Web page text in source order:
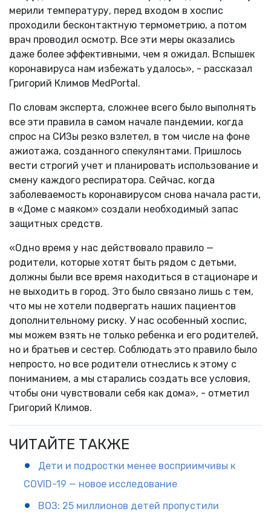
мерили температуру, перед входом в хоспис
проходили бесконтактную термометрию, а потом
врач проводил осмотр. Все эти меры оказались
даже более эффективными, чем я ожидал. Вспышек
коронавируса нам избежать удалось», - рассказал
Григорий Климов MedPortal.
По словам эксперта, сложнее всего было выполнять
все эти правила в самом начале пандемии, когда
спрос на СИЗы резко взлетел, в том числе на фоне
ажиотажа, созданного спекулянтами. Пришлось
вести строгий учет и планировать использование и
смену каждого респиратора. Сейчас, когда
заболеваемость коронавирусом снова начала расти,
в «Доме с маяком» создали необходимый запас
защитных средств.
«Одно время у нас действовало правило —
родители, которые хотят быть рядом с детьми,
должны были все время находиться в стационаре и
не выходить в город. Это было связано лишь с тем,
что мы не хотели подвергать наших пациентов
дополнительному риску. У нас особенный хоспис,
мы можем взять не только ребенка и его родителей,
но и братьев и сестер. Соблюдать это правило было
непросто, но все родители отнеслись к этому с
пониманием, а мы старались создать все условия,
чтобы они чувствовали себя как дома», - отметил
Григорий Климов.
ЧИТАЙТЕ ТАКЖЕ
Дети и подростки менее восприимчивы к
COVID-19 — новое исследование
ВОЗ: 25 миллионов детей пропустили